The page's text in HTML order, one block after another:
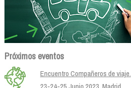
Próximos eventos
Encuentro Compañeros de viaje.